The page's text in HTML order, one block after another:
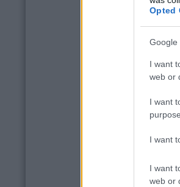
Opted
Google
I want
web or
I want
I want
I want
web or